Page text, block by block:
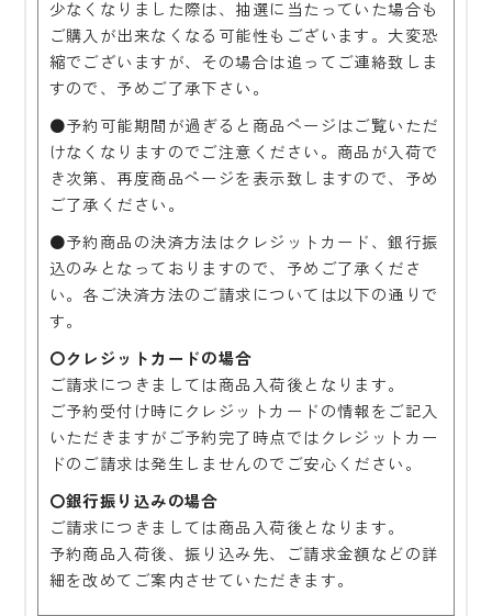
少なくなりました際は、抽選に当たっていた場合も
ご購入が出来なくなる可能性もございます。大変恐
縮でございますが、その場合は追ってご連絡致しま
すので、予めご了承下さい。
●予約可能期間が過ぎると商品ページはご覧いただ
けなくなりますのでご注意ください。商品が入荷で
き次第、再度商品ページを表示致しますので、予め
ご了承ください。
●予約商品の決済方法はクレジットカード、銀行振
込のみとなっておりますので、予めご了承くださ
い。各ご決済方法のご請求については以下の通りで
す。
〇クレジットカードの場合
ご請求につきましては商品入荷後となります。
ご予約受付け時にクレジットカードの情報をご記入
いただきますがご予約完了時点ではクレジットカー
ドのご請求は発生しませんのでご安心ください。
〇銀行振り込みの場合
ご請求につきましては商品入荷後となります。
予約商品入荷後、振り込み先、ご請求金額などの詳
細を改めてご案内させていただきます。